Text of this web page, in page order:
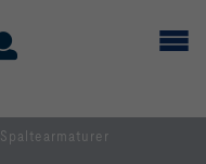
Spaltearmaturer